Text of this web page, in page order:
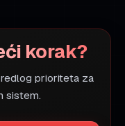
korak?
prioriteta za
sistem.